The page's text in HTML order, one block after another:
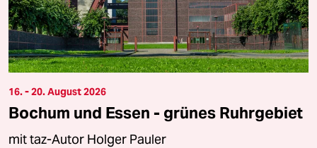
16. - 20. August 2026
Bochum und Essen - grünes Ruhrgebiet
mit taz-Autor Holger Pauler